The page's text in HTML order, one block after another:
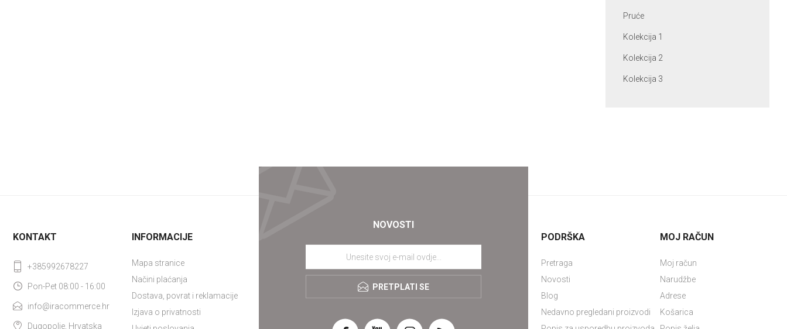
Pruće
Kolekcija 1
Kolekcija 2
Kolekcija 3
NOVOSTI
PRETPLATI SE
KONTAKT
+385992678227
Pon-Pet 08:00 - 16:00
info@iracommerce.hr
Dugopolje, Hrvatska
INFORMACIJE
Mapa stranice
Načini plaćanja
Dostava, povrat i reklamacije
Izjava o privatnosti
PODRŠKA
Pretraga
Novosti
Blog
Nedavno pregledani proizvodi
MOJ RAČUN
Moj račun
Narudžbe
Adrese
Košarica